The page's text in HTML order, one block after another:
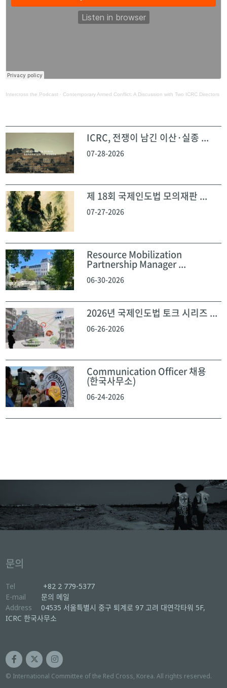
Intercross the Podcast · Contemporary Armed Conflict: A Discussion with Two ICRC Directors
ICRC, 전쟁이 남긴 이산·실종 ...
07-28-2026
제 18회 국제인도법 모의재판 ...
07-27-2026
Resource Mobilization
Partnership Manager ...
06-30-2026
2026년 국제인도법 토크 시리즈 ...
06-26-2026
Communication Officer 채용
(한국사무소)
06-24-2026
문의
Tel
+82 2 779-5377
E-mail
문의 메일
Address
04535 서울특별시 중구 퇴계로 97 고려 대연각타워 5F,
ICRC 한국사무소
© International Committee of the Red Cross, Korea. All rights reserved.